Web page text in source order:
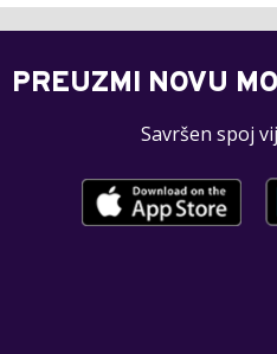
PREUZMI NOVU
Savršen spoj